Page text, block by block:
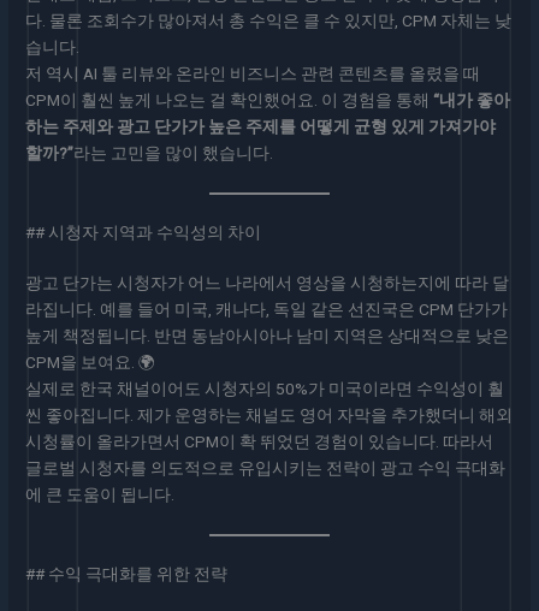
다. 물론 조회수가 많아져서 총 수익은 클 수 있지만, CPM 자체는 낮
습니다.
저 역시 AI 툴 리뷰와 온라인 비즈니스 관련 콘텐츠를 올렸을 때
CPM이 훨씬 높게 나오는 걸 확인했어요. 이 경험을 통해 “내가 좋아
하는 주제와 광고 단가가 높은 주제를 어떻게 균형 있게 가져가야
할까?”라는 고민을 많이 했습니다.
## 시청자 지역과 수익성의 차이
광고 단가는 시청자가 어느 나라에서 영상을 시청하는지에 따라 달
라집니다. 예를 들어 미국, 캐나다, 독일 같은 선진국은 CPM 단가가
높게 책정됩니다. 반면 동남아시아나 남미 지역은 상대적으로 낮은
CPM을 보여요. 🌍
실제로 한국 채널이어도 시청자의 50%가 미국이라면 수익성이 훨
씬 좋아집니다. 제가 운영하는 채널도 영어 자막을 추가했더니 해외
시청률이 올라가면서 CPM이 확 뛰었던 경험이 있습니다. 따라서
글로벌 시청자를 의도적으로 유입시키는 전략이 광고 수익 극대화
에 큰 도움이 됩니다.
## 수익 극대화를 위한 전략